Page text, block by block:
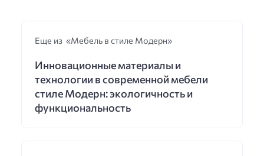
Еще из «Мебель в стиле Модерн»
Инновационные материалы и
технологии в современной мебели
стиле Модерн: экологичность и
функциональность